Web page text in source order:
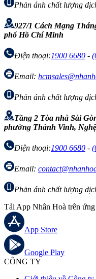
Phản ánh chất lượng
927/1 Cách Mạng
phố Hồ Chí Minh
Điện thoại:1900 6680 -
Email:
Phản ánh chất lượng
Tầng 2 Tòa nhà Sài
phường Thành Vinh,
Điện thoại:1900 6680 -
Email:
Phản ánh chất lượng
Tải App Nhân Hoà trên
App Store
Google Play
CÔNG TY